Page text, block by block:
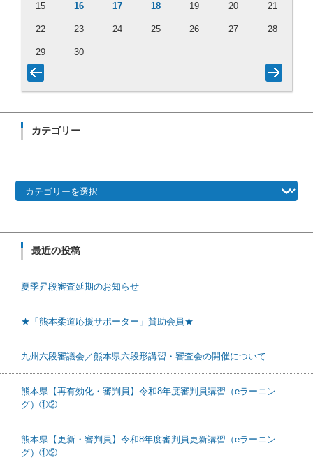
15 16 17 18 19 20 21
22 23 24 25 26 27 28
29 30
カテゴリー
最近の投稿
夏季昇段審査延期のお知らせ
★「熊本柔道応援サポーター」賛助会員★
九州六段審議会／熊本県六段形講習・審査会の開催について
熊本県【再有効化・審判員】令和8年度審判員講習（eラーニン
グ）①②
熊本県【更新・審判員】令和8年度審判員更新講習（eラーニン
グ）①②